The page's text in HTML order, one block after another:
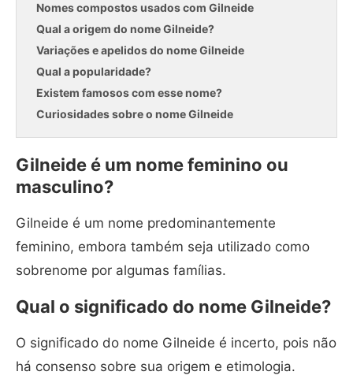
Nomes compostos usados com Gilneide
Qual a origem do nome Gilneide?
Variações e apelidos do nome Gilneide
Qual a popularidade?
Existem famosos com esse nome?
Curiosidades sobre o nome Gilneide
Gilneide é um nome feminino ou
masculino?
Gilneide é um nome predominantemente
feminino, embora também seja utilizado como
sobrenome por algumas famílias.
Qual o significado do nome Gilneide?
O significado do nome Gilneide é incerto, pois não
há consenso sobre sua origem e etimologia.